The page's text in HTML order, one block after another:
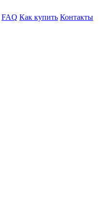
FAQ Как купить Контакты